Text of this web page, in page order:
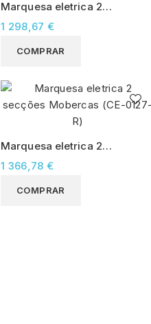
Marquesa eletrica 2
secções Mobercas (CE-
1 298,67 €
COMPRAR
Marquesa eletrica 2
secções Mobercas (CE-
0127-R)
1 366,78 €
COMPRAR